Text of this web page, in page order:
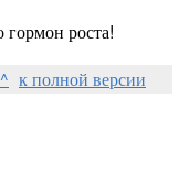
роста!
к полной версии